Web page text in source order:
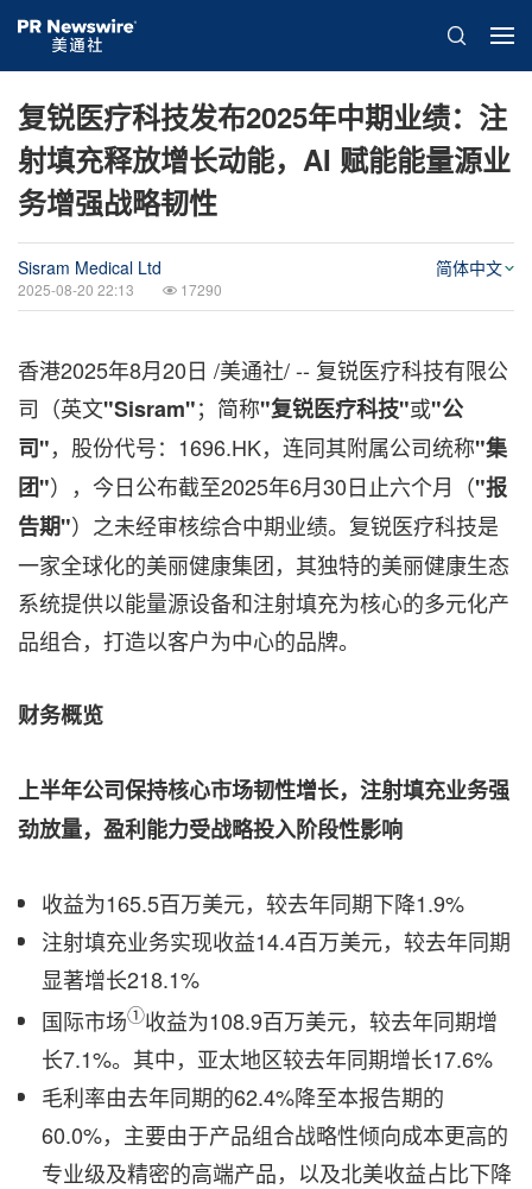
复锐医疗科技发布2025年中期业绩：注
射填充释放增长动能，AI 赋能能量源业
务增强战略韧性
Sisram Medical Ltd
2025-08-20 22:13 17290
简体中文
香港2025年8月20日 /美通社/ -- 复锐医疗科技有限公
司（英文"Sisram"；简称"复锐医疗科技"或"公
司"，股份代号：1696.HK，连同其附属公司统称"集
团"），今日公布截至2025年6月30日止六个月（"报
告期"）之未经审核综合中期业绩。复锐医疗科技是
一家全球化的美丽健康集团，其独特的美丽健康生态
系统提供以能量源设备和注射填充为核心的多元化产
品组合，打造以客户为中心的品牌。
财务概览
上半年公司保持核心市场韧性增长，注射填充业务强
劲放量，盈利能力受战略投入阶段性影响
收益为165.5百万美元，较去年同期下降1.9%
注射填充业务实现收益14.4百万美元，较去年同期
显著增长218.1%
国际市场①收益为108.9百万美元，较去年同期增
长7.1%。其中，亚太地区较去年同期增长17.6%
毛利率由去年同期的62.4%降至本报告期的
60.0%，主要由于产品组合战略性倾向成本更高的
专业级及精密的高端产品，以及北美收益占比下降